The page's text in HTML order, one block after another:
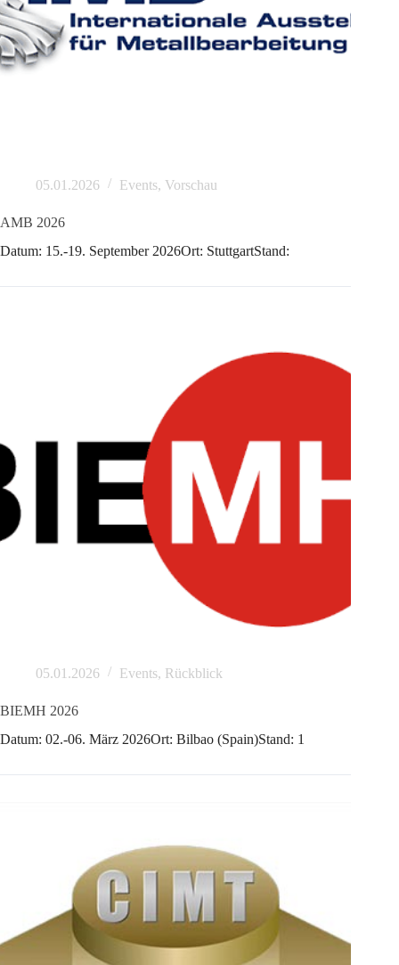
05.01.2026 Events, Vorschau
AMB 2026
Datum: 15.-19. September 2026Ort: StuttgartStand:
05.01.2026 Events, Rückblick
BIEMH 2026
Datum: 02.-06. März 2026Ort: Bilbao (Spain)Stand: 1